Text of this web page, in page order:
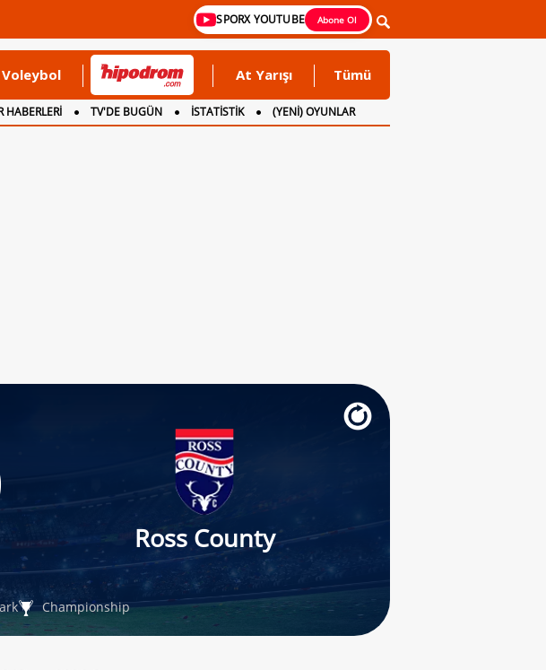
SPORX YOUTUBE Abone Ol
Voleybol At Yarışı Tümü
HABERLERİ TV'DE BUGÜN İSTATİSTİK
(YENİ) OYUNLAR
Ross County
Championship